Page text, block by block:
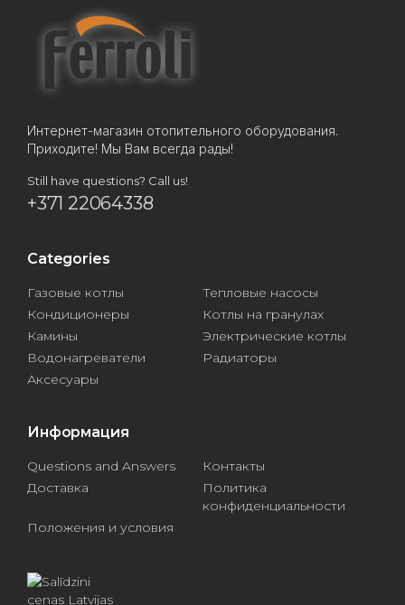
Интернет-магазин отопительного оборудования.
Приходите! Мы Вам всегда рады!
Still have questions? Call us!
+371 22064338
Categories
Газовые котлы
Тепловые насосы
Кондиционеры
Котлы на гранулах
Камины
Электрические котлы
Водонагреватели
Радиаторы
Аксесуары
Информация
Questions and Answers
Контакты
Доставка
Политика
конфиденциальности
Положения и условия